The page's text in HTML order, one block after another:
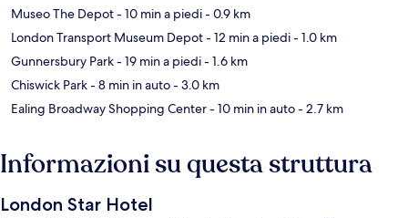
Museo The Depot- 10 min a piedi- 0.9 km
London Transport Museum Depot- 12 min a piedi- 1.0 km
Gunnersbury Park- 19 min a piedi- 1.6 km
Chiswick Park- 8 min in auto- 3.0 km
Ealing Broadway Shopping Center- 10 min in auto- 2.7 km
Informazioni su questa struttura
London Star Hotel